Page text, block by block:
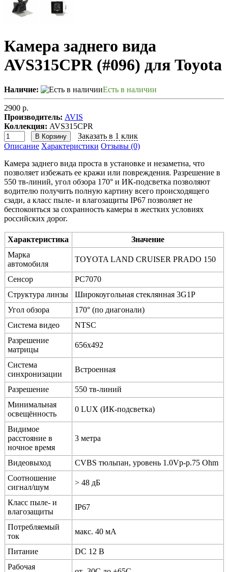
Камера заднего вида
AVS315CPR (#096) для Toyota
Наличие: Есть в наличии
2900 р.
Производитель: AVIS
Коллекция: AVS315CPR
В Корзину
Заказать в 1 клик
Описание Характеристики Отзывы (0)
Камера заднего вида проста в установке и незаметна, что
позволяет избежать ее кражи или повреждения. Разрешение в
550 тв-линий, угол обзора 170° и ИК-подсветка позволяют
водителю получить полную картину всего происходящего
сзади, а класс пыле- и влагозащиты IP67 позволяет не
беспокоиться за сохранность камеры в жестких условиях
российских дорог.
Характеристика
Значение
Марка
автомобиля
TOYOTA LAND CRUISER PRADO 150
Сенсор
PC7070
Структура линзы
Широкоугольная стеклянная 3G1P
Угол обзора
170° (по диагонали)
Система видео
NTSC
Разрешение
матрицы
656x492
Система
синхронизации
Встроенная
Разрешение
550 тв-линий
Минимальная
освещённость
0 LUX (ИК-подсветка)
Видимое
расстояние в
ночное время
3 метра
Видеовыход
CVBS тюльпан, уровень 1.0Vp-p.75 Ohm
Соотношение
сигнал/шум
> 48 дБ
Класс пыле- и
влагозащиты
IP67
Потребляемый
ток
макс. 40 мА
Питание
DC 12 В
Рабочая